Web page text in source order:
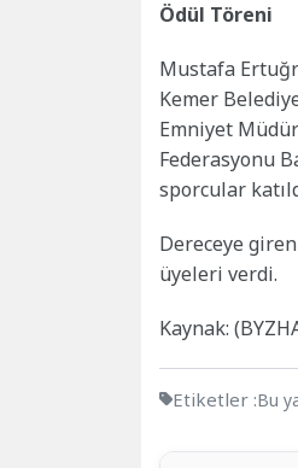
Ödül Töreni
Mustafa
Kemer
Emniyet
Federasyonu
sporcular
Dereceye
üyeleri verdi.
Kaynak:
Etiketler :Bu